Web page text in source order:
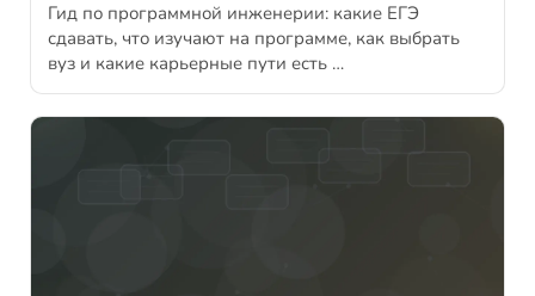
Гид по программной инженерии: какие ЕГЭ
сдавать, что изучают на программе, как выбрать
вуз и какие карьерные пути есть …